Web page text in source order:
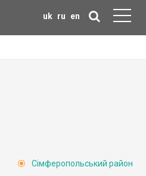
uk ru en
Сімферопольський район